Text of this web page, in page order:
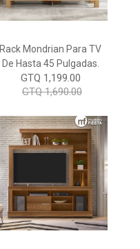
Rack Mondrian Para TV
De Hasta 45 Pulgadas.
GTQ 1,199.00
GTQ 1,690.00